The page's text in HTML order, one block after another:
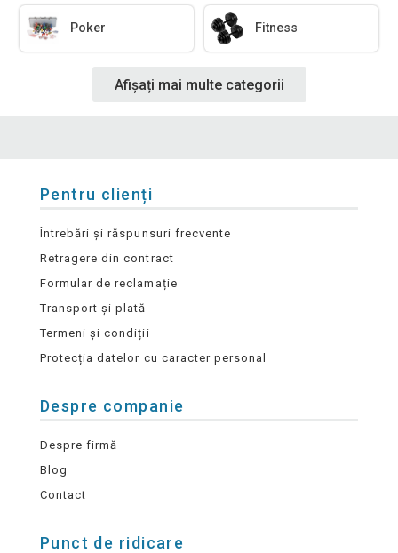
Poker Fitness
Afișați mai multe categorii
Pentru clienți
Întrebări și răspunsuri frecvente
Retragere din contract
Formular de reclamație
Transport și plată
Termeni și condiții
Protecția datelor cu caracter personal
Despre companie
Despre firmă
Blog
Contact
Punct de ridicare